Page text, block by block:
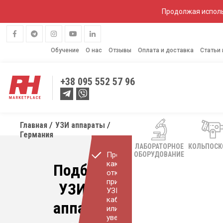
Продолжая
Обучение О нас Отзывы Оплата и доставка Статьи
+38 095 552 57 96
ЛАБОРАТОРНОЕ
ОБОРУДОВАНИЕ
Главная
УЗИ аппараты
Германия
Подберем
УЗИ
аппарат
Проконсультируем
как
открыть
прибыльный
УЗИ
кабинет
или
увеличить